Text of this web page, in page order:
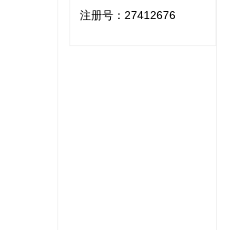
注册号： 27412676